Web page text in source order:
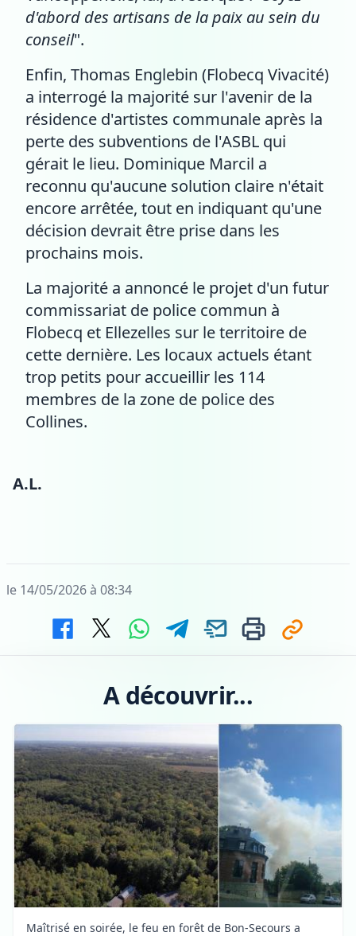
d'abord des artisans de la paix au sein du
conseil".
Enfin, Thomas Englebin (Flobecq Vivacité)
a interrogé la majorité sur l'avenir de la
résidence d'artistes communale après la
perte des subventions de l'ASBL qui
gérait le lieu. Dominique Marcil a
reconnu qu'aucune solution claire n'était
encore arrêtée, tout en indiquant qu'une
décision devrait être prise dans les
prochains mois.
La majorité a annoncé le projet d'un futur
commissariat de police commun à
Flobecq et Ellezelles sur le territoire de
cette dernière. Les locaux actuels étant
trop petits pour accueillir les 114
membres de la zone de police des
Collines.
A.L.
le 14/05/2026 à 08:34
A découvrir...
Maîtrisé en soirée, le feu en forêt de Bon-Secours a